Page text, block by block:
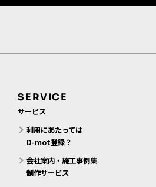
SERVICE
サービス
利用にあたっては
D-mot登録？
会社案内・施工事例集
制作サービス